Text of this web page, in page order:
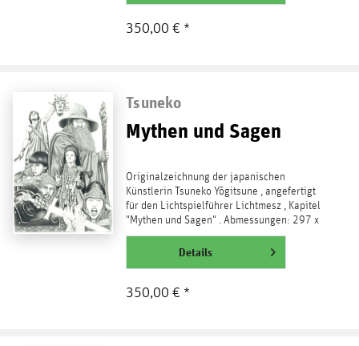
350,00 € *
Tsuneko
Mythen und Sagen
Originalzeichnung der japanischen
Künstlerin Tsuneko Yōgitsune , angefertigt
für den Lichtspielführer Lichtmesz , Kapitel
"Mythen und Sagen" . Abmessungen: 297 x
420 mm, DIN A3...
weiterlesenDetails
350,00 € *